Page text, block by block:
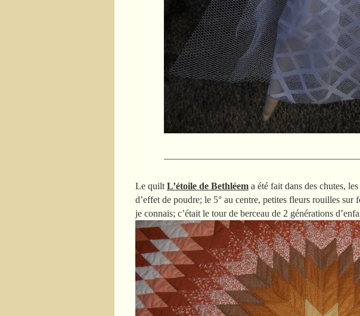
Le quilt L’étoile de Bethléem a été fait dans des chutes,
d’effet de poudre; le 5° au centre, petites fleurs rouilles sur
je connais; c’était le tour de berceau de 2 générations